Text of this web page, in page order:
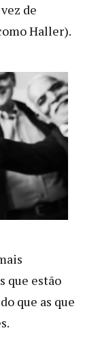
de
Haller).
que estão
que as que